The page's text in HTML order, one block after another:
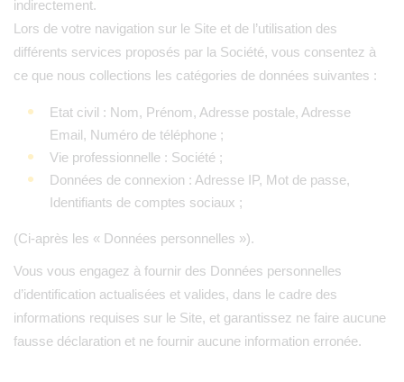
indirectement.
Lors de votre navigation sur le Site et de l’utilisation des
différents services proposés par la Société, vous consentez à
ce que nous collections les catégories de données suivantes :
Etat civil : Nom, Prénom, Adresse postale, Adresse
Email, Numéro de téléphone ;
Vie professionnelle : Société ;
Données de connexion : Adresse IP, Mot de passe,
Identifiants de comptes sociaux ;
(Ci-après les « Données personnelles »).
Vous vous engagez à fournir des Données personnelles
d’identification actualisées et valides, dans le cadre des
informations requises sur le Site, et garantissez ne faire aucune
fausse déclaration et ne fournir aucune information erronée.